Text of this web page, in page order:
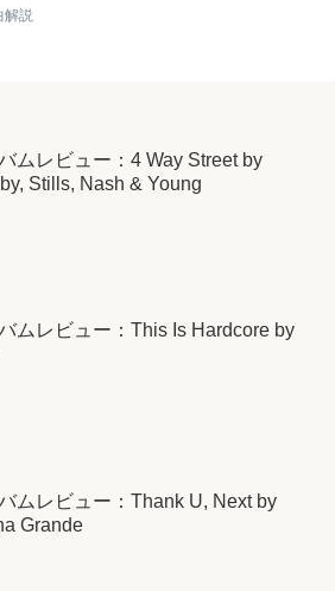
解説
ムレビュー：4 Way Street by
Stills, Nash & Young
ムレビュー：This Is Hardcore by
ムレビュー：Thank U, Next by
Grande